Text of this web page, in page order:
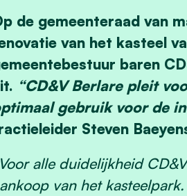
de gemeenteraad van
van het kasteel
baren
“CD&V Berlare pleit
gebruik voor de
Steven
alle duidelijkheid
van het